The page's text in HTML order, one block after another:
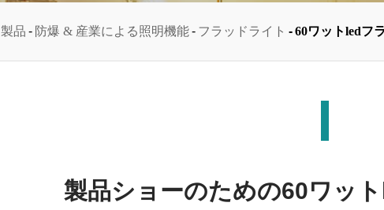
製品 防爆 & 産業による照明機能 フラッドライト 60ワットledフ
製品ショーのための60ワッ